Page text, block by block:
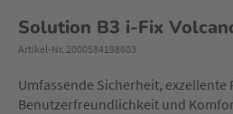
Solution B3 i-Fix
Artikel-Nr. 2000584198603
Umfassende Sicherheit,
Benutzerfreundlichkeit und